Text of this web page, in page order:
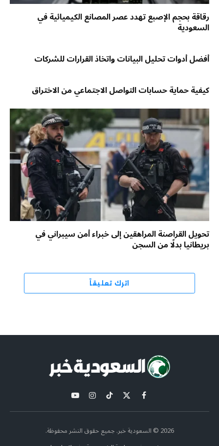
رقاقة بحجم الإصبع تهدد عصر المصانع الكيميائية في
السعودية
أفضل أدوات تحليل البيانات واتخاذ القرارات للشركات
كيفية حماية حسابات التواصل الاجتماعي من الاختراق
تحويل القراصنة المراهقين إلى خبراء أمن سيبراني في
بريطانيا بدلًا من السجن
اترك تعليقاً
فيسبوك
X
(Twitter)
تيكتوكالانستغراميوتيوب
2026 © السعودية خبر. جميع حقوق النشر محفوظة.